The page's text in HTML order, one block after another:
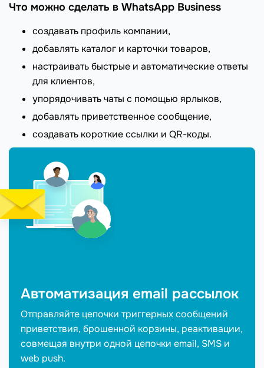
Что можно сделать в WhatsApp Business
создавать профиль компании,
добавлять каталог и карточки товаров,
настраивать быстрые и автоматические ответы
для клиентов,
упорядочивать чаты с помощью ярлыков,
добавлять приветственное сообщение,
создавать короткие ссылки и QR-коды.
Автоматизация email рассылок
Отправляйте цепочки триггерных сообщений
приветствия, брошенной корзины, реактивации,
совмещая внутри одной цепочки email, SMS и
web push.